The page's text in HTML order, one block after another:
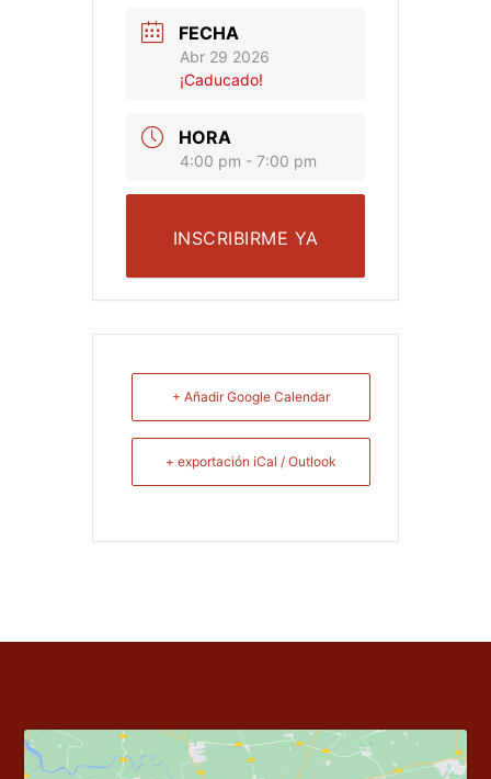
FECHA
Abr 29 2026
¡Caducado!
HORA
4:00 pm - 7:00 pm
INSCRIBIRME YA
+ Añadir Google Calendar
+ exportación iCal / Outlook